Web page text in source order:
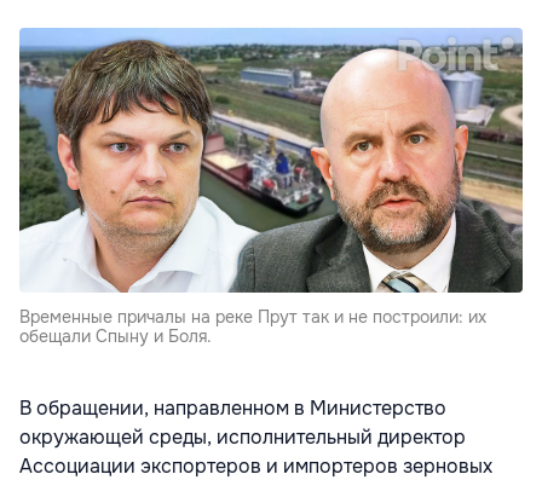
Временные причалы на реке Прут так и не построили: их
обещали Спыну и Боля.
В обращении, направленном в Министерство
окружающей среды, исполнительный директор
Ассоциации экспортеров и импортеров зерновых